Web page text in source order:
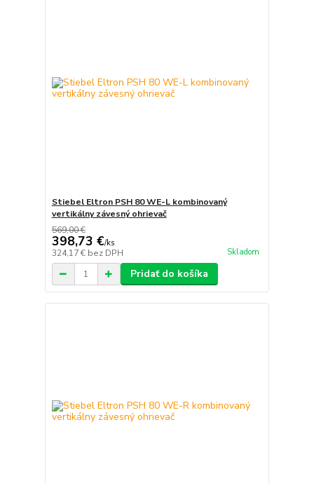
Stiebel Eltron PSH 80 WE-L kombinovaný
vertikálny závesný ohrievač
569,00 €
398,73 €/ks
324,17 € bez DPH Skladom
Pridať do košíka